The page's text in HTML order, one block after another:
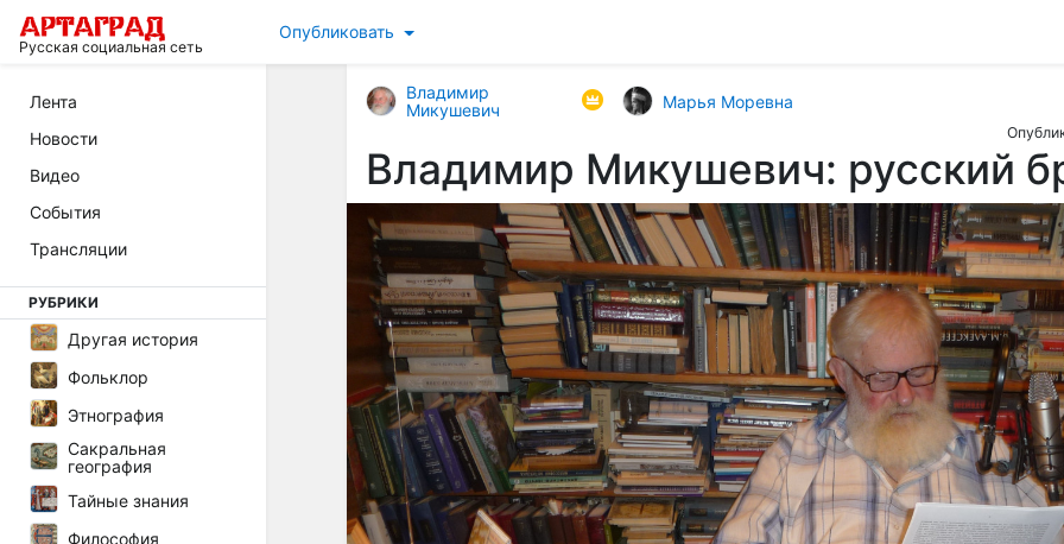
Русская социальная сеть
Опубликовать
Лента
Новости
Видео
События
Трансляции
РУБРИКИ
Другая история
Фольклор
Этнография
Сакральная
география
Тайные знания
Философия
Владимир
Микушевич
Марья Моревна
Владимир Микушевич: русский